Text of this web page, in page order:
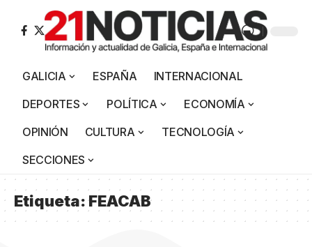
GALICIA ESPAÑA
INTERNACIONAL
DEPORTES
POLÍTICA
ECONOMÍA
OPINIÓN
CULTURA
TECNOLOGÍA
SECCIONES
Etiqueta:FEACAB